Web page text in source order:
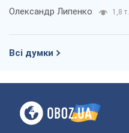
Олександр Липенко 1,8 т.
Всі думки